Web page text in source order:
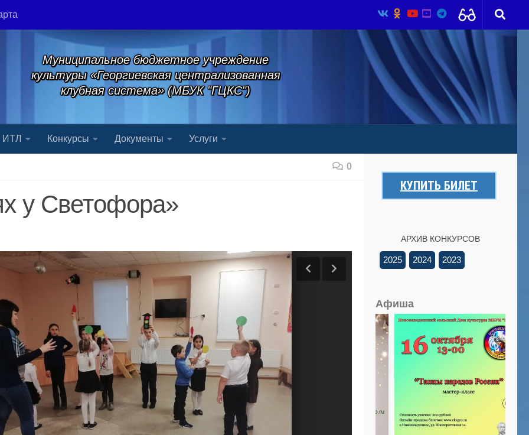
Муниципальное бюджетное учреждение
культуры «Георгиевская централизованная
клубная система» (МБУК "ГЦКС")
ИТЛ Конкурсы Документы Услуги
0
у Светофора»
КУПИТЬ БИЛЕТ
АРХИВ КОНКУРСОВ
2025 2024 2023
Афиша